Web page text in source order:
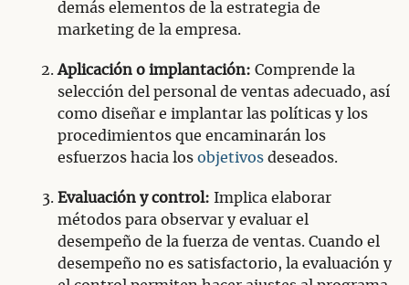
demás elementos de la estrategia de
marketing de la empresa.
Aplicación o implantación: Comprende la
selección del personal de ventas adecuado, así
como diseñar e implantar las políticas y los
procedimientos que encaminarán los
esfuerzos hacia los objetivos deseados.
Evaluación y control: Implica elaborar
métodos para observar y evaluar el
desempeño de la fuerza de ventas. Cuando el
desempeño no es satisfactorio, la evaluación y